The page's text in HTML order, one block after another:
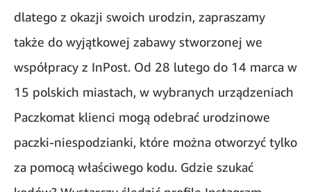
dlatego z okazji swoich urodzin, zapraszamy
także do wyjątkowej zabawy stworzonej we
współpracy z InPost. Od 28 lutego do 14 marca w
15 polskich miastach, w wybranych urządzeniach
Paczkomat klienci mogą odebrać urodzinowe
paczki-niespodzianki, które można otworzyć tylko
za pomocą właściwego kodu. Gdzie szukać